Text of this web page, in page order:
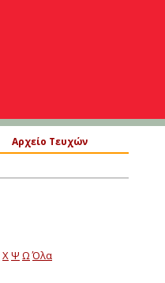
Αρχείο Τευχών
ΧΨ ΩΌλα